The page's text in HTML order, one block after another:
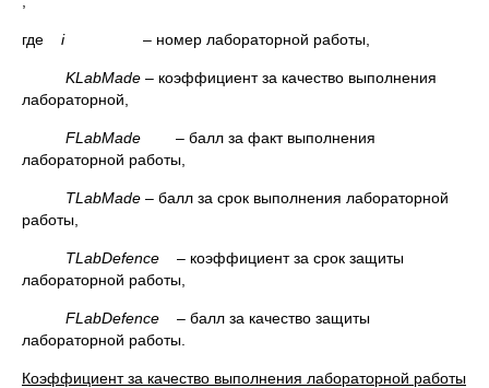
где i– номер лабораторной работы,
KLabMade – коэффициент за качество выполнения
лабораторной,
FLabMade – балл за факт выполнения
лабораторной работы,
TLabMade – балл за срок выполнения лабораторной
работы,
TLabDefence – коэффициент за срок защиты
лабораторной работы,
FLabDefence – балл за качество защиты
лабораторной работы.
Коэффициент за качество выполнения лабораторной работы